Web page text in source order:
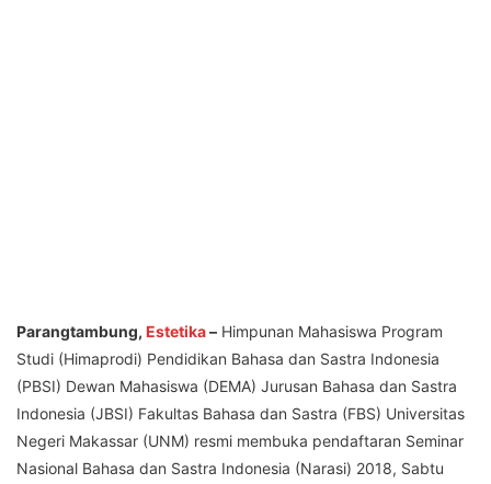
Parangtambung, Estetika– Himpunan Mahasiswa Program
Studi (Himaprodi) Pendidikan Bahasa dan Sastra Indonesia
(PBSI) Dewan Mahasiswa (DEMA) Jurusan Bahasa dan Sastra
Indonesia (JBSI) Fakultas Bahasa dan Sastra (FBS) Universitas
Negeri Makassar (UNM) resmi membuka pendaftaran Seminar
Nasional Bahasa dan Sastra Indonesia (Narasi) 2018, Sabtu